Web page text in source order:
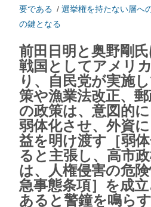
要である / 選挙権を持たない層へ
の鍵となる
前田日明と奥野剛
戦国としてアメリ
り、自民党が実施
策や漁業法改正、
の政策は、意図的
弱体化させ、外資
益を明け渡す［弱
ると主張し、高市
は、人権侵害の危
急事態条項］を成
あると警鐘を鳴ら